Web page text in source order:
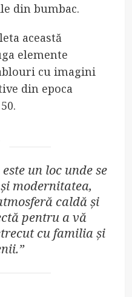
din bumbac.
această
elemente
cu imagini
din epoca
un loc unde se
modernitatea,
caldă și
pentru a vă
cu familia și